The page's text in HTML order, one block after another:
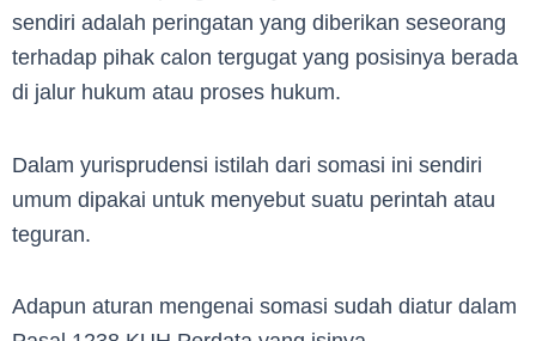
sendiri adalah peringatan yang diberikan seseorang
terhadap pihak calon tergugat yang posisinya berada
di jalur hukum atau proses hukum.
Dalam yurisprudensi istilah dari somasi ini sendiri
umum dipakai untuk menyebut suatu perintah atau
teguran.
Adapun aturan mengenai somasi sudah diatur dalam